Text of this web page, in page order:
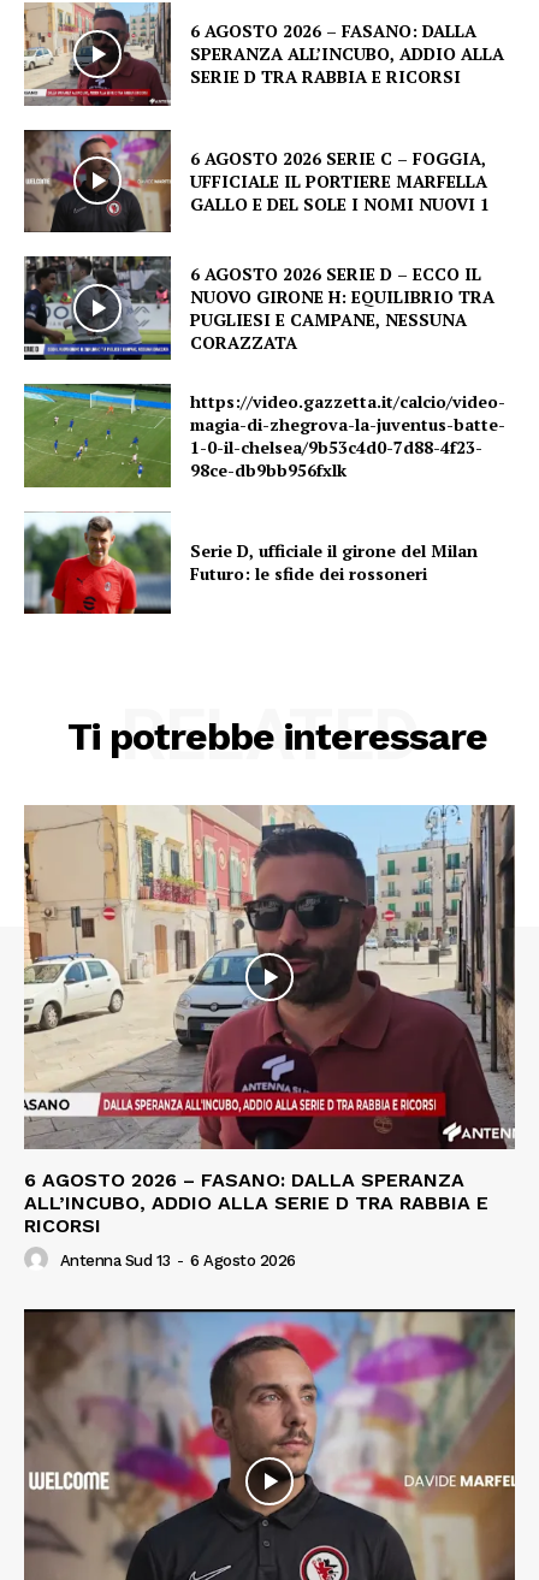
6 AGOSTO 2026 – FASANO: DALLA
SPERANZA ALL’INCUBO, ADDIO ALLA
SERIE D TRA RABBIA E RICORSI
6 AGOSTO 2026 SERIE C – FOGGIA,
UFFICIALE IL PORTIERE MARFELLA
GALLO E DEL SOLE I NOMI NUOVI 1
6 AGOSTO 2026 SERIE D – ECCO IL
NUOVO GIRONE H: EQUILIBRIO TRA
PUGLIESI E CAMPANE, NESSUNA
CORAZZATA
https://video.gazzetta.it/calcio/video-
magia-di-zhegrova-la-juventus-batte-
1-0-il-chelsea/9b53c4d0-7d88-4f23-
98ce-db9bb956fxlk
Serie D, ufficiale il girone del Milan
Futuro: le sfide dei rossoneri
Ti potrebbe interessare
RELATED
6 AGOSTO 2026 – FASANO: DALLA SPERANZA
ALL’INCUBO, ADDIO ALLA SERIE D TRA RABBIA E
RICORSI
Antenna Sud 13 - 6 Agosto 2026